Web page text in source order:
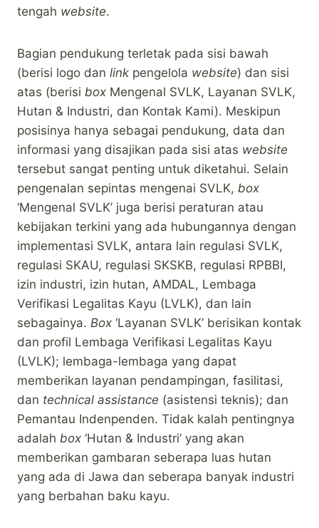
tengah website.
Bagian pendukung terletak pada sisi bawah
(berisi logo dan link pengelola website) dan sisi
atas (berisi box Mengenal SVLK, Layanan SVLK,
Hutan & Industri, dan Kontak Kami). Meskipun
posisinya hanya sebagai pendukung, data dan
informasi yang disajikan pada sisi atas website
tersebut sangat penting untuk diketahui. Selain
pengenalan sepintas mengenai SVLK, box
‘Mengenal SVLK’ juga berisi peraturan atau
kebijakan terkini yang ada hubungannya dengan
implementasi SVLK, antara lain regulasi SVLK,
regulasi SKAU, regulasi SKSKB, regulasi RPBBI,
izin industri, izin hutan, AMDAL, Lembaga
Verifikasi Legalitas Kayu (LVLK), dan lain
sebagainya. Box ‘Layanan SVLK’ berisikan kontak
dan profil Lembaga Verifikasi Legalitas Kayu
(LVLK); lembaga-lembaga yang dapat
memberikan layanan pendampingan, fasilitasi,
dan technical assistance (asistensi teknis); dan
Pemantau Indenpenden. Tidak kalah pentingnya
adalah box ‘Hutan & Industri’ yang akan
memberikan gambaran seberapa luas hutan
yang ada di Jawa dan seberapa banyak industri
yang berbahan baku kayu.